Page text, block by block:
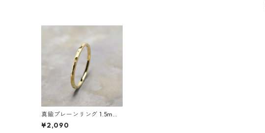
真鍮プレーンリング 1.5mm
幅 つや消し槌目 3号～27号
｜WKH PLAIN RING 1.5 bs
¥2,090